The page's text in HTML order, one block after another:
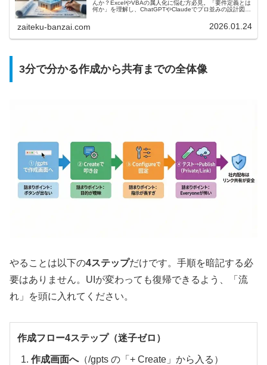
んか？ExcelやVBAの属人化に悩む方必見。「要件定義とは
何か」を理解し、ChatGPTやClaudeでプロ並みの設計図を
いツールで絶望しないための「背骨」の作り方を解説しま
zaiteku-banzai.com 2026.01.24
3分で分かる作成から共有までの全体像
やることは以下の4ステップだけです。手順を暗記する必
要はありません。UIが変わっても復帰できるよう、「流
れ」を頭に入れてください。
作成フロー4ステップ（迷子ゼロ）
作成画面へ（/gpts の「+ Create」から入る）